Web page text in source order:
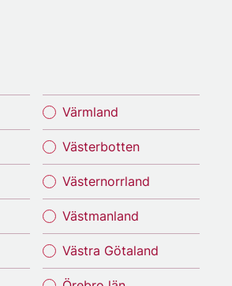
Värmland
Västerbotten
Västernorrland
Västmanland
Västra Götaland